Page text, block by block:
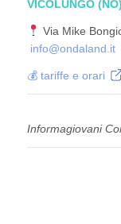
VICOLUNGO
Via Mike
info@ondaland.it
💰 tariffe e orari
Informagiovani